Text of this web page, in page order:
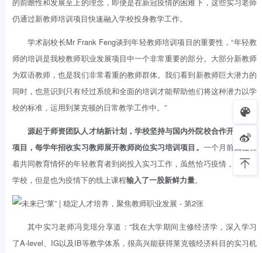
仍通过新教师培训项目快速融入学校投身教学工作。
学术副校长Mr Frank Feng谈到年轻教师培训项目的重要性，“年轻教
师的培训是我校教师职业发展项目中一个非常重要的部分。大部分新教师
为双语教师，也是我们非常看重的教师群体。我们看到新教师巨大潜力的
同时，也意识到只有经过系统和全面的培训才能帮助他们将这种潜力以学
校的标准，运用到莱克顿的日常教学工作中。”
源起于师资团队人才纳新计划，学校坚持与国内外院校合作开展实习
项目，每学年招收实习教师展开教师岗位实习培训项目。 一个月前四位有
着共同教育情怀的年轻教育者到岗投入实习工作，虽然恰巧疫情，云加入
学校，但是也为疫情下的线上课程输入了一股新鲜力量。
其中实习老师冯竞瑶分享道：“我在大学期间主修经济学，深入学习
了A-level、IG以及IB等教学体系，很高兴能获得莱克顿经济科目的实习机